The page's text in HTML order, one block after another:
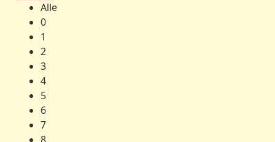
Alle
0
1
2
3
4
5
6
7